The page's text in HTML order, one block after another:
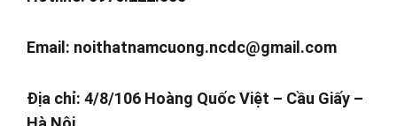
Email: noithatnamcuong.ncdc@gmail.com
Địa chỉ: 4/8/106 Hoàng Quốc Việt – Cầu Giấy –